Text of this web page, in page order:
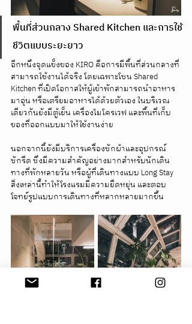
พื้นที่ส่วนกลาง Shared Kitchen และการใช้
ชีวิตแบบระยะยาว
อีกหนึ่งจุดแข็งของ KIRO คือการมีพื้นที่ส่วนกลางที่
สามารถใช้งานได้จริง โดยเฉพาะโซน Shared
Kitchen ที่เปิดโอกาสให้ผู้เข้าพักสามารถนำอาหาร
มาอุ่น หรือเตรียมอาหารได้ด้วยตัวเอง ในบริเวณ
เดียวกันยังมีตู้เย็น เครื่องไมโครเวฟ และพื้นที่เก็บ
ของที่ออกแบบมาให้ใช้งานง่าย
นอกจากนี้ยังมีบริการเครื่องซักผ้าและอุปกรณ์
ซักรีด ซึ่งมีความสำคัญอย่างมากสำหรับนักเดิน
ทางที่พักหลายวัน หรือผู้ที่เดินทางแบบ Long Stay
สิ่งเหล่านี้ทำให้โรงแรมมีความยืดหยุ่น และตอบ
โจทย์รูปแบบการเดินทางที่หลากหลายมากขึ้น